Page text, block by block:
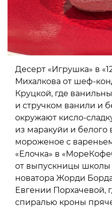
Десерт «Игрушка» в
Михалкова от шеф-
Круцкой, где
и стручком ванили и
окружают кисло-
из маракуйи и белого
мороженое с
«Елочка» в
от выпускницы школы
новатора Жорди
Евгении Порхачевой,
спиралью кроны